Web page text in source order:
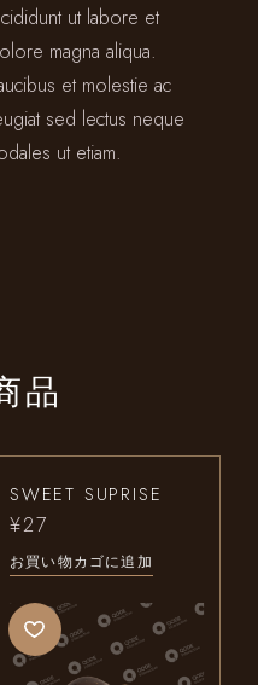
ut labore et
magna aliqua.
et molestie ac
sed lectus neque
ut etiam.
品
SWEET SUPRISE
¥27
お買い物カゴに追加